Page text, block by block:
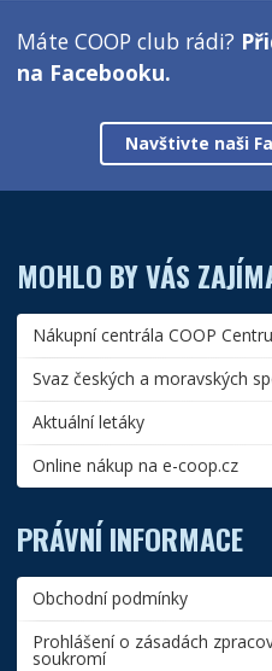
Máte COOP club rádi?
na Facebooku.
Navštivte naši
MOHLO BY VÁS
Nákupní centrála COOP
Svaz českých a moravských
Aktuální letáky
Online nákup na e-coop.cz
PRÁVNÍ INFORMACE
Obchodní podmínky
Prohlášení o zásadách
soukromí